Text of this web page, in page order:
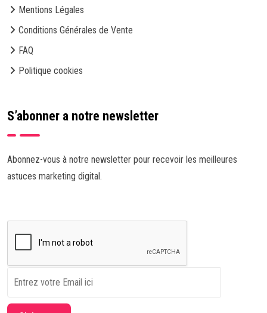
Mentions Légales
Conditions Générales de Vente
FAQ
Politique cookies
S’abonner a notre newsletter
Abonnez-vous à notre newsletter pour recevoir les meilleures
astuces marketing digital.